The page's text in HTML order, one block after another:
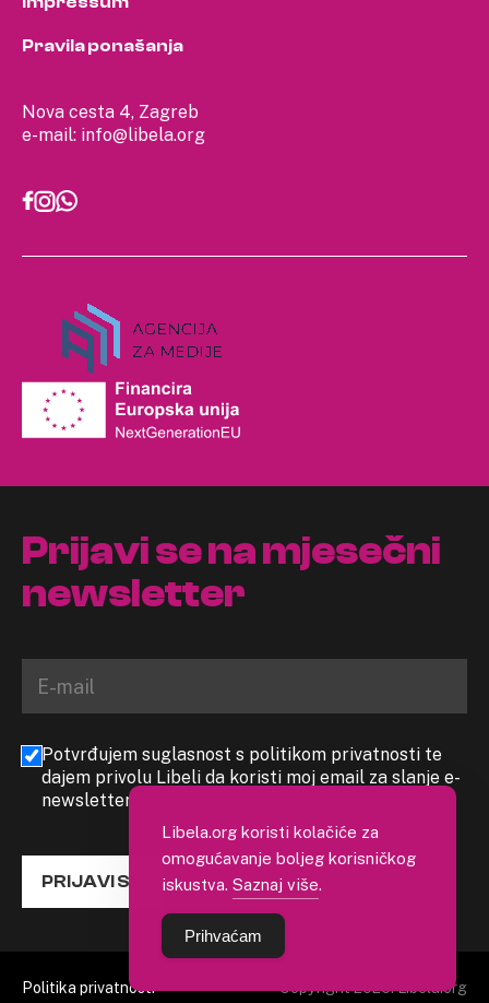
Nova cesta 4, Zagreb
e-mail: info@libela.org
Pravila ponašanja
Prijavi se na mjesečni
newsletter
Potvrđujem suglasnost s politikom privatnosti te
dajem privolu Libeli da koristi moj email za slanje e-
newslettera
PRIJAVI SE
Politika privatnosti Copyright 2026. Libela.org
Libela.org koristi kolačiće za
omogućavanje boljeg korisničkog
iskustva. Saznaj više.
Prihvaćam